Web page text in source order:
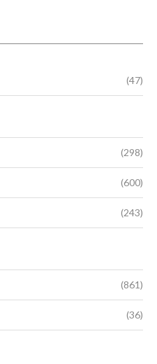
(47)
(298)
(600)
(243)
(861)
(36)